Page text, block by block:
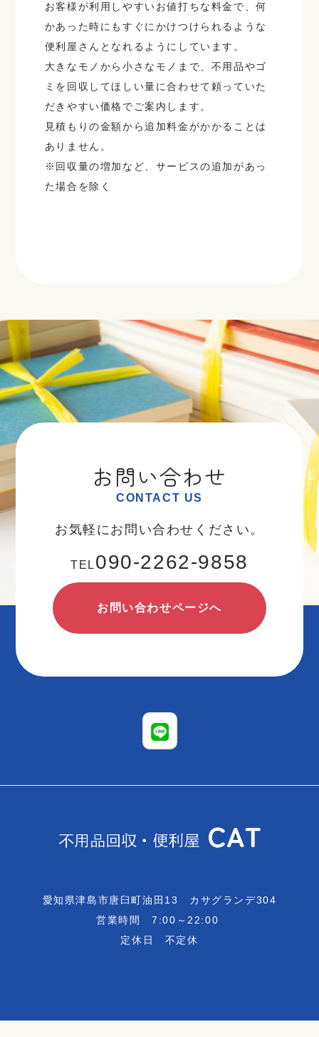
お客様が利用しやすいお値打ちな料金で、何
かあった時にもすぐにかけつけられるような
便利屋さんとなれるようにしています。
大きなモノから小さなモノまで、不用品やゴ
ミを回収してほしい量に合わせて頼っていた
だきやすい価格でご案内します。
見積もりの金額から追加料金がかかることは
ありません。
※回収量の増加など、サービスの追加があっ
た場合を除く
お問い合わせ
CONTACT US
お気軽にお問い合わせください。
TEL 090-2262-9858
お問い合わせページへ
愛知県津島市唐臼町油田13 カサグランデ304
営業時間 7:00～22:00
定休日 不定休